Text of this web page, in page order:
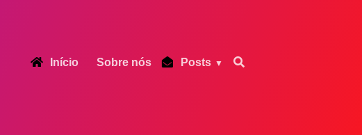
Início Sobre nós Posts